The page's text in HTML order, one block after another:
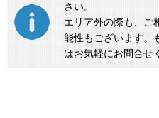
さい。
エリア外の際も、ご
能性もございます。
はお気軽にお問合せ